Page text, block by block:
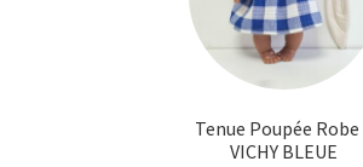
Tenue Poupée Robe
VICHY BLEUE